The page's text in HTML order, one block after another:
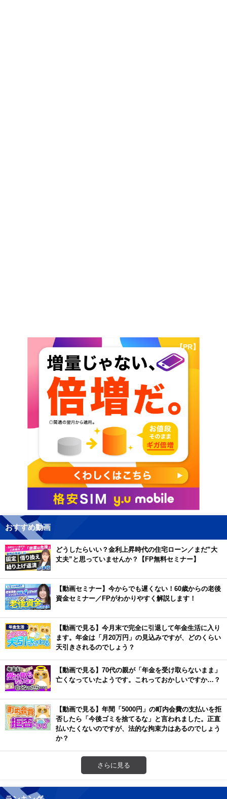
【PR】
おすすめ動画
どうしたらいい？金利上昇時代の住宅ローン／まだ”大
丈夫”と思っていませんか？【FP無料セミナー】
【動画セミナー】今からでも遅くない！60歳からの老後
資金セミナー／FPがわかりやすく解説します！
【動画で見る】今月末で完全に引退して年金生活に入り
ます。年金は「月20万円」の見込みですが、どのくらい
天引きされるのでしょう？
【動画で見る】70代の親が「年金を受け取らないまま」
亡くなっていたようです。これっておかしいですか…？
【動画で見る】年間「5000円」の町内会費の支払いを拒
否したら「今後ゴミを捨てるな」と言われました。正直
払いたくないのですが、法的な拘束力はあるのでしょう
か？
さらに見る